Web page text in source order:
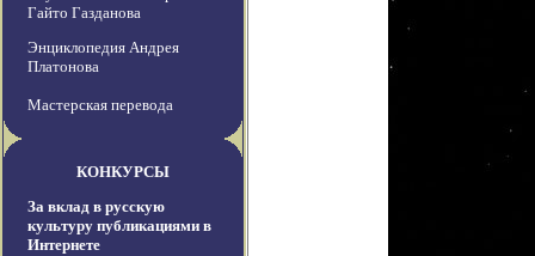
Гайто Газданова
Энциклопедия Андрея
Платонова
Мастерская перевода
КОНКУРСЫ
За вклад в русскую
культуру публикациями в
Интернете